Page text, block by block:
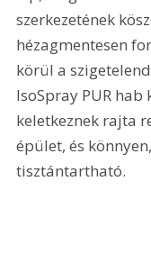
szerkezetének
hézagmentesen
körül a
IsoSpray PUR
keletkeznek rajta
épület, és
tisztántartható.